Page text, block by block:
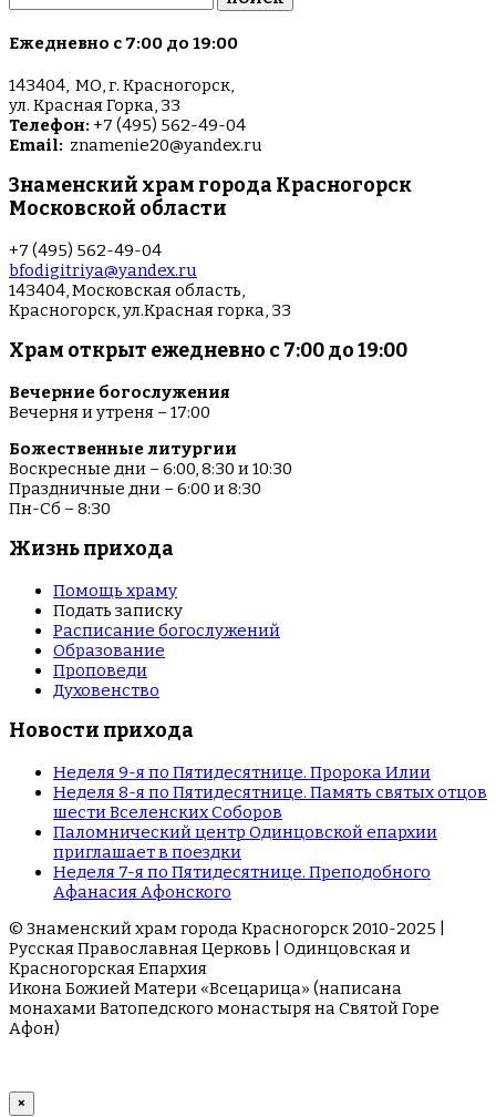
Ежедневно с 7:00 до 19:00
143404, МО, г. Красногорск,
ул. Красная Горка, 33
Телефон: +7 (495) 562-49-04
Email: znamenie20@yandex.ru
Знаменский храм города Красногорск
Московской области
+7 (495) 562-49-04
bfodigitriya@yandex.ru
143404, Московская область,
Красногорск, ул.Красная горка, 33
Храм открыт ежедневно с 7:00 до 19:00
Вечерние богослужения
Вечерня и утреня – 17:00
Божественные литургии
Воскресные дни – 6:00, 8:30 и 10:30
Праздничные дни – 6:00 и 8:30
Пн-Сб – 8:30
Жизнь прихода
Помощь храму
Подать записку
Расписание богослужений
Образование
Проповеди
Духовенство
Новости прихода
Неделя 9-я по Пятидесятнице. Пророка Илии
Неделя 8-я по Пятидесятнице. Память святых отцов
шести Вселенских Соборов
Паломнический центр Одинцовской епархии
приглашает в поездки
Неделя 7-я по Пятидесятнице. Преподобного
Афанасия Афонского
© Знаменский храм города Красногорск 2010-2025 |
Русская Православная Церковь | Одинцовская и
Красногорская Епархия
Икона Божией Матери «Всецарица» (написана
монахами Ватопедского монастыря на Cвятой Горе
Афон)
×